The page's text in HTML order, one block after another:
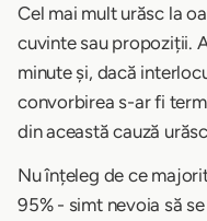
Cel mai mult urăsc la
cuvinte sau propoziții.
minute și, dacă
convorbirea s-ar fi
din această cauză
Nu înțeleg de ce
95% - simt nevoia să